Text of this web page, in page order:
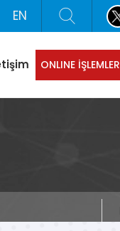
EN
ONLINE İŞLEMLER